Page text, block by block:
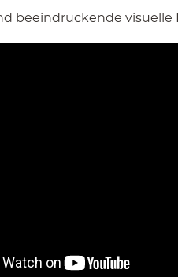
beeindruckende visuelle